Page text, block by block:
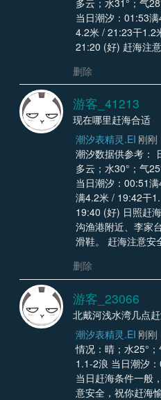
当日潮汐：01:53
4.2米 / 21:23干1.2
21:20 (好) 赶海注
删除
游客_41213
现在哪里赶海合适
潮汐表精灵.EI 刚刚
潮汐数据供参考：
多云；水30°；气
当日潮汐：00:51
满4.2米 / 19:42干
19:40 (好) 日照赶
沟渔港附近、李家
滑鞋。 赶海注意安
删除
游客_23066
北戴河浅水湾几点
潮汐表精灵.EI 刚刚
情况：晴；水25°
1.1-2浪 当日潮汐
当日赶海条件一般
意安全，祝你赶海